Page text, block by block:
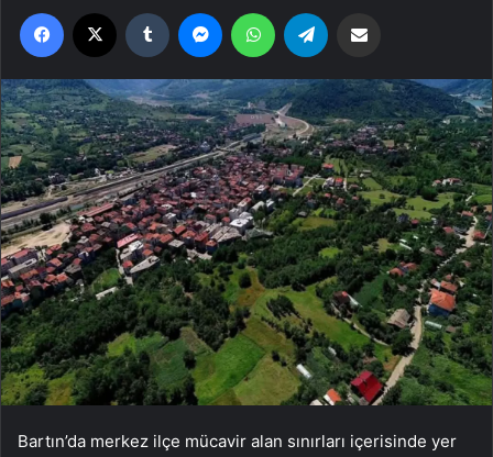
Facebook Tumblr MessengerWhatsApp
Bartın’da merkez ilçe mücavir alan sınırları içerisinde yer